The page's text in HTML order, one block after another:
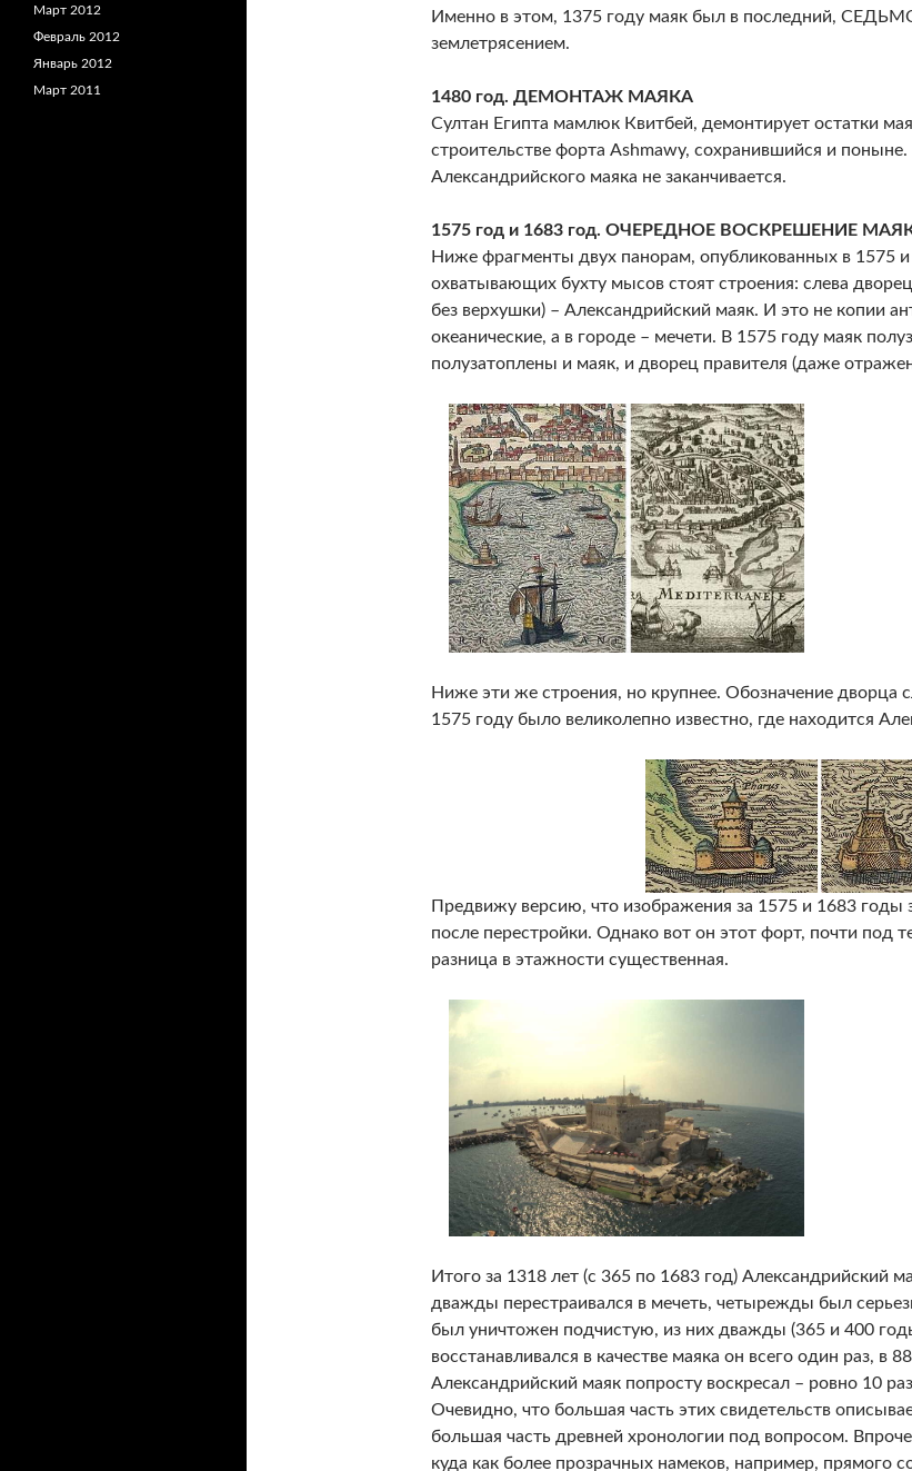
Именно в этом, 1375 году маяк был в последний,
землетрясением.
1480 год. ДЕМОНТАЖ МАЯКА
Султан Египта мамлюк Квитбей, демонтирует остатки
строительстве форта Ashmawy, сохранившийся и
Александрийского маяка не заканчивается.
1575 год и 1683 год. ОЧЕРЕДНОЕ ВОСКРЕШЕНИЕ
Ниже фрагменты двух панорам, опубликованных в 1575
охватывающих бухту мысов стоят строения: слева
без верхушки) – Александрийский маяк. И это не копии
океанические, а в городе – мечети. В 1575 году маяк
полузатоплены и маяк, и дворец правителя (даже
Ниже эти же строения, но крупнее. Обозначение дворца
1575 году было великолепно известно, где находится
Предвижу версию, что изображения за 1575 и 1683 годы
после перестройки. Однако вот он этот форт, почти под
разница в этажности существенная.
Итого за 1318 лет (с 365 по 1683 год) Александрийский
дважды перестраивался в мечеть, четырежды был
был уничтожен подчистую, из них дважды (365 и 400
восстанавливался в качестве маяка он всего один раз, в
Александрийский маяк попросту воскресал – ровно 10
Очевидно, что большая часть этих свидетельств
большая часть древней хронологии под вопросом.
куда как более прозрачных намеков, например, прямого
Март 2012
Февраль 2012
Январь 2012
Март 2011